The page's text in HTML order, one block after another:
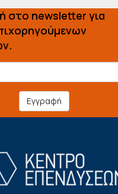
στο newsletter για
Εγγραφή